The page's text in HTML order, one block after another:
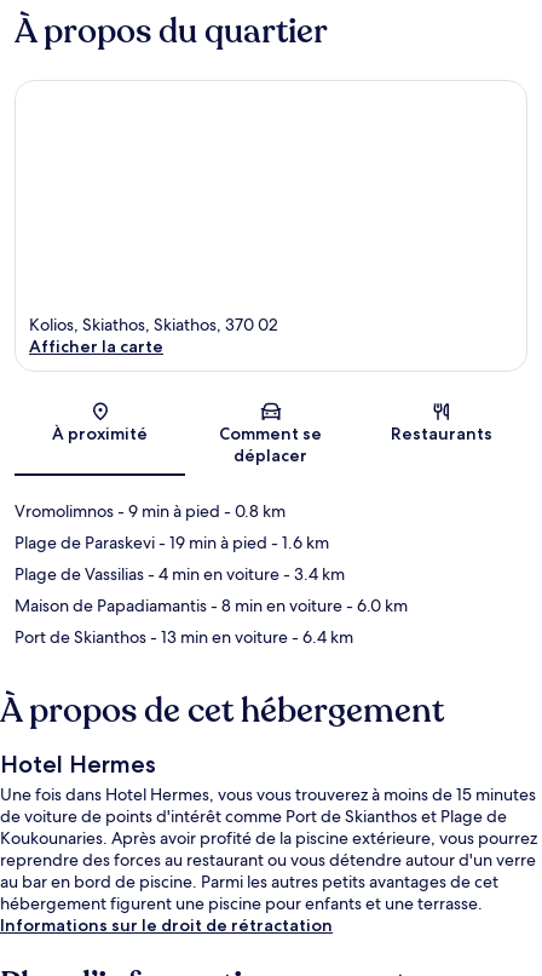
À propos du quartier
Carte
Kolios, Skiathos, Skiathos, 370 02
Afficher la carte
À proximité
Comment se
déplacer
Restaurants
Vromolimnos- 9 min à pied - 0.8 km
Plage de Paraskevi- 19 min à pied - 1.6 km
Plage de Vassilias- 4 min en voiture- 3.4 km
Maison de Papadiamantis- 8 min en voiture- 6.0 km
Port de Skianthos- 13 min en voiture- 6.4 km
À propos de cet hébergement
Hotel Hermes
Une fois dans Hotel Hermes, vous vous trouverez à moins de 15 minutes
de voiture de points d'intérêt comme Port de Skianthos et Plage de
Koukounaries. Après avoir profité de la piscine extérieure, vous pourrez
reprendre des forces au restaurant ou vous détendre autour d'un verre
au bar en bord de piscine. Parmi les autres petits avantages de cet
hébergement figurent une piscine pour enfants et une terrasse.
Informations sur le droit de rétractation